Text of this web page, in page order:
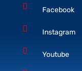
Facebook
Instagram
Youtube